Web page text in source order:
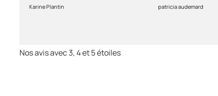
Karine Plantin patricia audemard
Nos avis avec 3, 4 et 5 étoiles